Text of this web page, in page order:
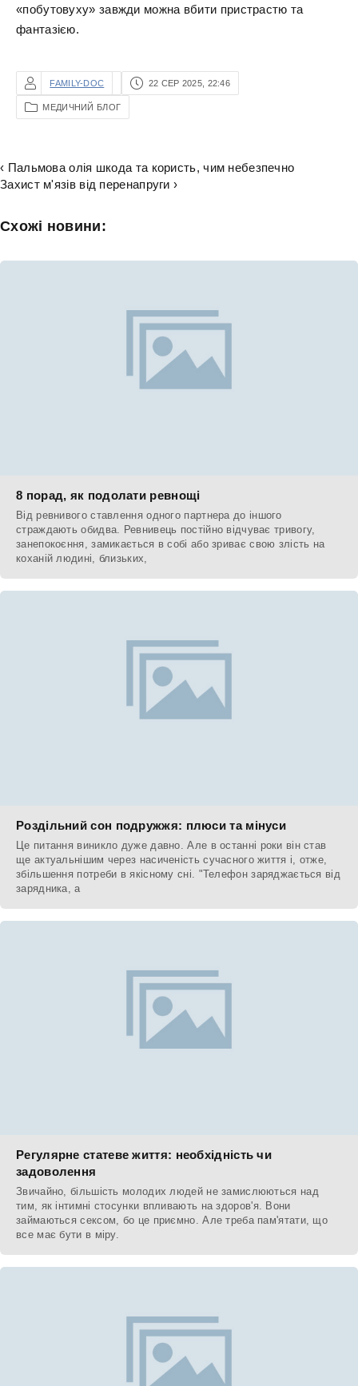
«побутовуху» завжди можна вбити пристрастю та
фантазією.
FAMILY-DOC 22 СЕР 2025, 22:46
МЕДИЧНИЙ БЛОГ
‹ Пальмова олія шкода та користь, чим небезпечно
Захист м'язів від перенапруги ›
Схожі новини:
8 порад, як подолати ревнощі
Від ревнивого ставлення одного партнера до іншого
страждають обидва. Ревнивець постійно відчуває тривогу,
занепокоєння, замикається в собі або зриває свою злість на
коханій людині, близьких,
Роздільний сон подружжя: плюси та мінуси
Це питання виникло дуже давно. Але в останні роки він став
ще актуальнішим через насиченість сучасного життя і, отже,
збільшення потреби в якісному сні. "Телефон заряджається від
зарядника, а
Регулярне статеве життя: необхідність чи
задоволення
Звичайно, більшість молодих людей не замислюються над
тим, як інтимні стосунки впливають на здоров'я. Вони
займаються сексом, бо це приємно. Але треба пам'ятати, що
все має бути в міру.